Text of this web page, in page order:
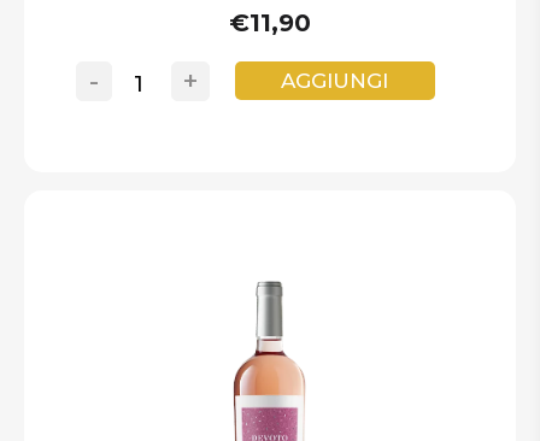
€11,90
+
- AGGIUNGI